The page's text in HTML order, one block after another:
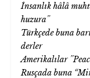
İnsanlık hâlâ
huzura”
Türkçede buna
derler
Amerikalılar
Rusçada buna